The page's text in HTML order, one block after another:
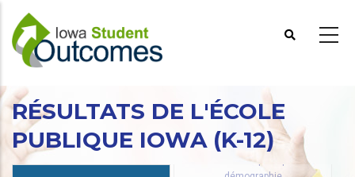
contenu
principal
RÉSULTATS DE L'ÉCOLE
PUBLIQUE IOWA (K-12)
PRR: Inscription par